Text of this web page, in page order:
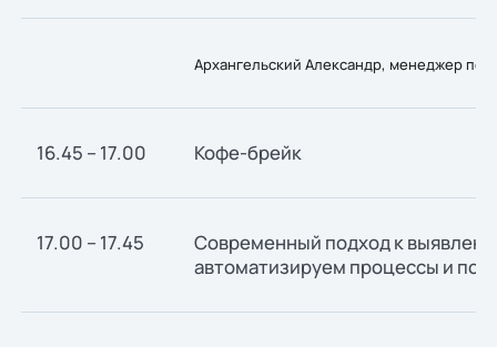
Архангельский Александр, менеджер по
16.45 – 17.00 Кофе-брейк
17.00 – 17.45
Cовременный подход к
автоматизируем процессы и